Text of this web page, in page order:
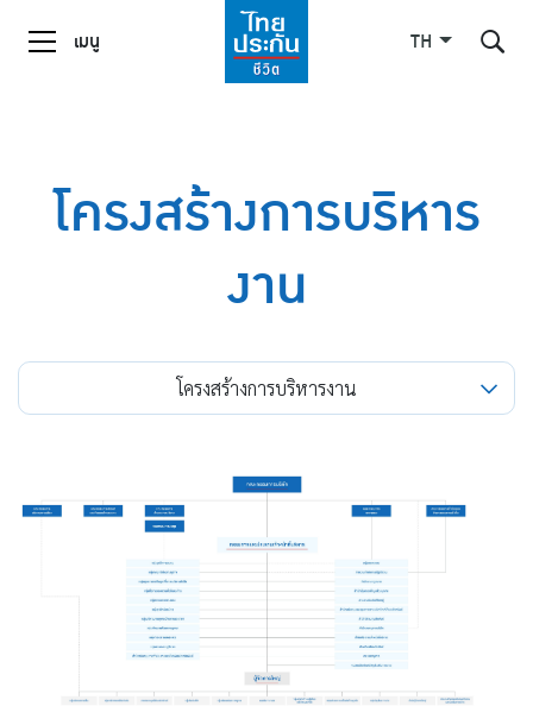
เมนู TH
โครงสร้างการบริหาร
งาน
โครงสร้างการบริหารงาน